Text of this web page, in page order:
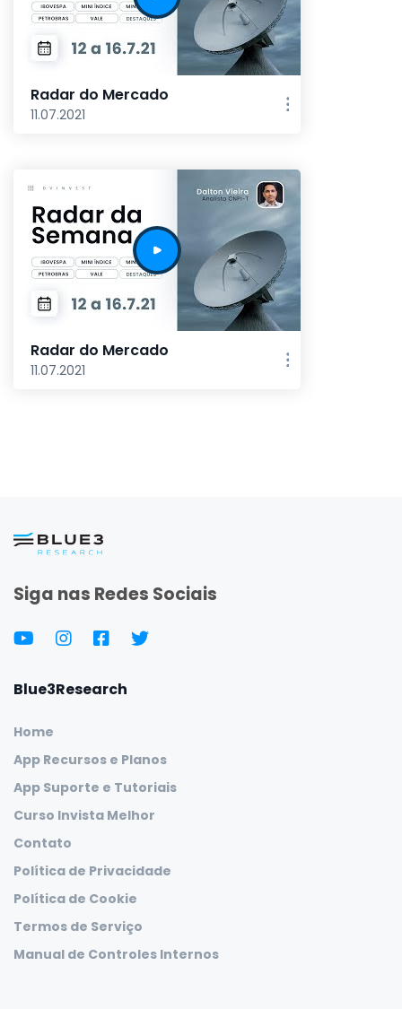
Radar do Mercado
11.07.2021
Radar do Mercado
11.07.2021
Siga nas Redes Sociais
Blue3Research
Home
App Recursos e Planos
App Suporte e Tutoriais
Curso Invista Melhor
Contato
Política de Privacidade
Política de Cookie
Termos de Serviço
Manual de Controles Internos